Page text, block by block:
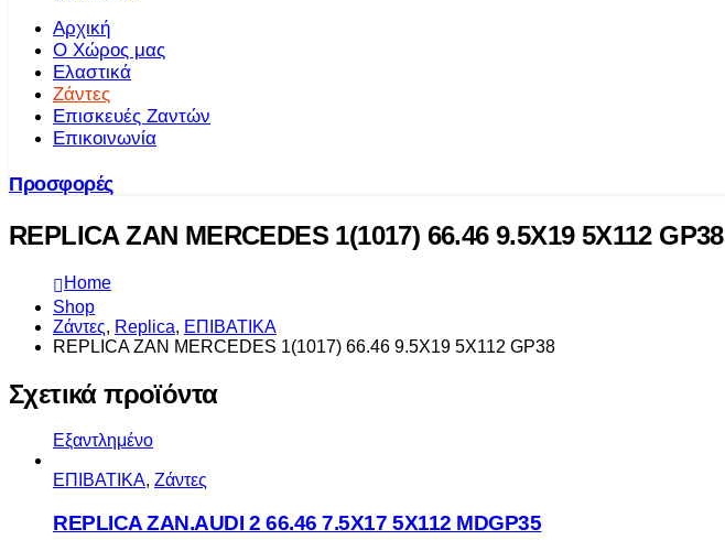
Αρχική
Ο Χώρος μας
Ελαστικά
Ζάντες
Επισκευές Ζαντών
Επικοινωνία
Προσφορές
REPLICA ZAN MERCEDES 1(1017) 66.46 9.5X19 5X112 GP38
Home
Shop
Ζάντες, Replica, ΕΠΙΒΑΤΙΚΑ
REPLICA ZAN MERCEDES 1(1017) 66.46 9.5X19 5X112 GP38
Σχετικά προϊόντα
Εξαντλημένο
ΕΠΙΒΑΤΙΚΑ, Ζάντες
REPLICA ZAN.AUDI 2 66.46 7.5X17 5X112 MDGP35